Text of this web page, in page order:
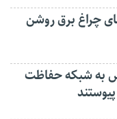
چراغ برق روشن
به شبکه حفاظت